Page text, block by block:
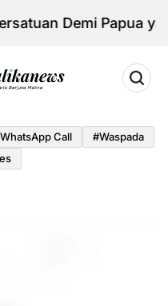
Demi Papua yang
Call
#waspada